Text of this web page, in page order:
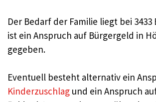
Der Bedarf der Familie liegt bei 3433
ist ein Anspruch auf Bürgergeld in
gegeben.
Eventuell besteht alternativ ein
Kinderzuschlag und ein Anspruch